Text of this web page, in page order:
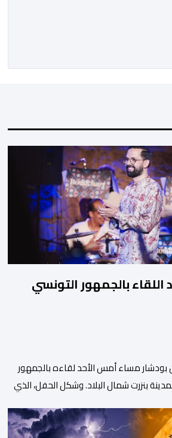
اللقاء بالجمهور التونسي
بودشار مساء أمس الأحد لقاءه بالجمهور
بنزرت شمال البلاد. وشكل الحفل، الذي
تقوم عليها حفلات الفنان المغربي، وسط